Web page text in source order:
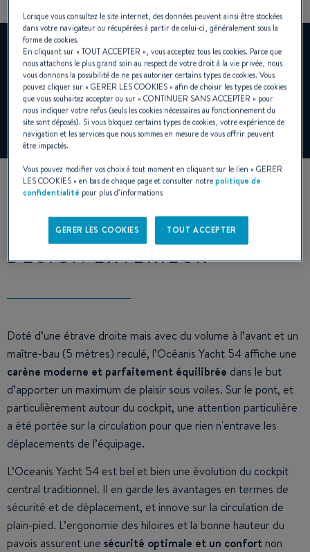
YouTube est désactivé.
Pour visualiser cette video, vous devez au préalable
autoriser l'utilisation de cookies de fonctionnalité sur notre
site.
Gérer les cookies
DESIGN EXTÉRIEUR
Doté d’une étrave droite mais avec du volume à l’avant et un
maître-bau (5 mètres) reculé, l’Océanis Yacht 54 affiche une
carène moderne et parfaitement équilibrée dans le but
d’apporter un maximum de plaisir sous voiles. Sur le pont, et
particulièrement autour du cockpit, une attention particulière
a été portée sur la circulation pour que rien n'entrave les
déplacements de l’équipage.
L’Oceanis Yacht 54 est bel et bien une évolution du cockpit
central traditionnel. Il en garde les avantages en termes de
sécurité et de déplacement, et innove sur la circulation de
plain-pied. L’ergonomie des hiloires et la bonne hauteur du
pavois assurent une sécurité optimale et un confort non
Lorsque vous consultez le site internet, des données peuvent ainsi être stockées
dans votre navigateur ou récupérées à partir de celui-ci, généralement sous la
forme de cookies.
En cliquant sur «TOUT ACCEPTER », vous acceptez tous les cookies. Parce que
nous attachons le plus grand soin au respect de votre droit à la vie privée, nous
vous donnons la possibilité de ne pas autoriser certains types de cookies. Vous
pouvez cliquer sur «GERER LES COOKIES» afin de choisir les types de cookies
que vous souhaitez accepter ou sur «CONTINUER SANS ACCEPTER » pour
nous indiquer votre refus (seuls les cookies nécessaires au fonctionnement du
site sont déposés). Si vous bloquez certains types de cookies, votre expérience de
navigation et les services que nous sommes en mesure de vous offrir peuvent
être impactés.
Vous pouvez modifier vos choix à tout moment en cliquant sur le lien «GERER
LES COOKIES» en bas de chaque page et consulter notrepolitique de
confidentialité pour plus d’informations
GERER LES COOKIES TOUT ACCEPTER